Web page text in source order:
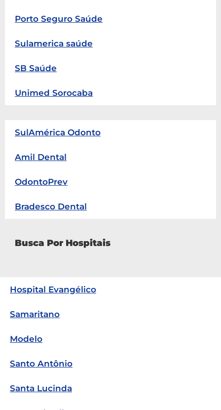
Porto Seguro Saúde
Sulamerica saúde
SB Saúde
Unimed Sorocaba
SulAmérica Odonto
Amil Dental
OdontoPrev
Bradesco Dental
Busca Por Hospitais
Hospital Evangélico
Samaritano
Modelo
Santo Antônio
Santa Lucinda